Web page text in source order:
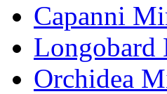
Capanni
Longobard
Orchidea